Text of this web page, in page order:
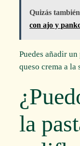
Quizás
con ajo y
Puedes añadir
queso crema a la
la